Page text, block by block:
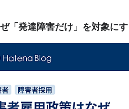
「発達障害だけ」を対象に